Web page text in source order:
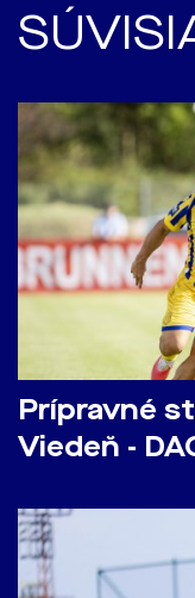
Prípravné
Viedeň -